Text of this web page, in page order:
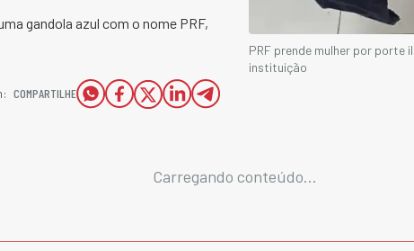
gandola azul com o nome PRF,
COMPARTILHE
PRF prende mulher por porte
instituição
Carregando conteúdo...